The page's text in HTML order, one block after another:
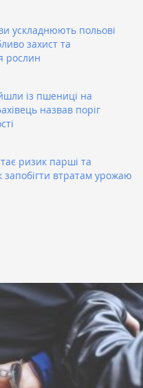
ускладнюють польові
захист та
рослин
із пшениці на
назвав поріг
ризик парші та
запобігти втратам урожаю